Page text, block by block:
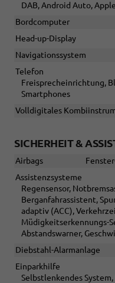
DAB, Android Auto,
Bordcomputer
Head-up-Display
Navigationssystem
Telefon
Freisprecheinrichtung,
Smartphones
Volldigitales
SICHERHEIT &
Airbags
Assistenzsysteme
Regensensor,
Berganfahrassistent,
adaptiv (ACC),
Müdigkeitserkennungs-
Abstandswarner,
Diebstahl-Alarmanlage
Einparkhilfe
Selbstlenkendes